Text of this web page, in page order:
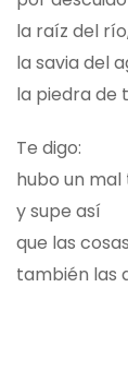
la raíz del
la savia del
la piedra de
Te digo:
hubo un
y supe así
que las
también las